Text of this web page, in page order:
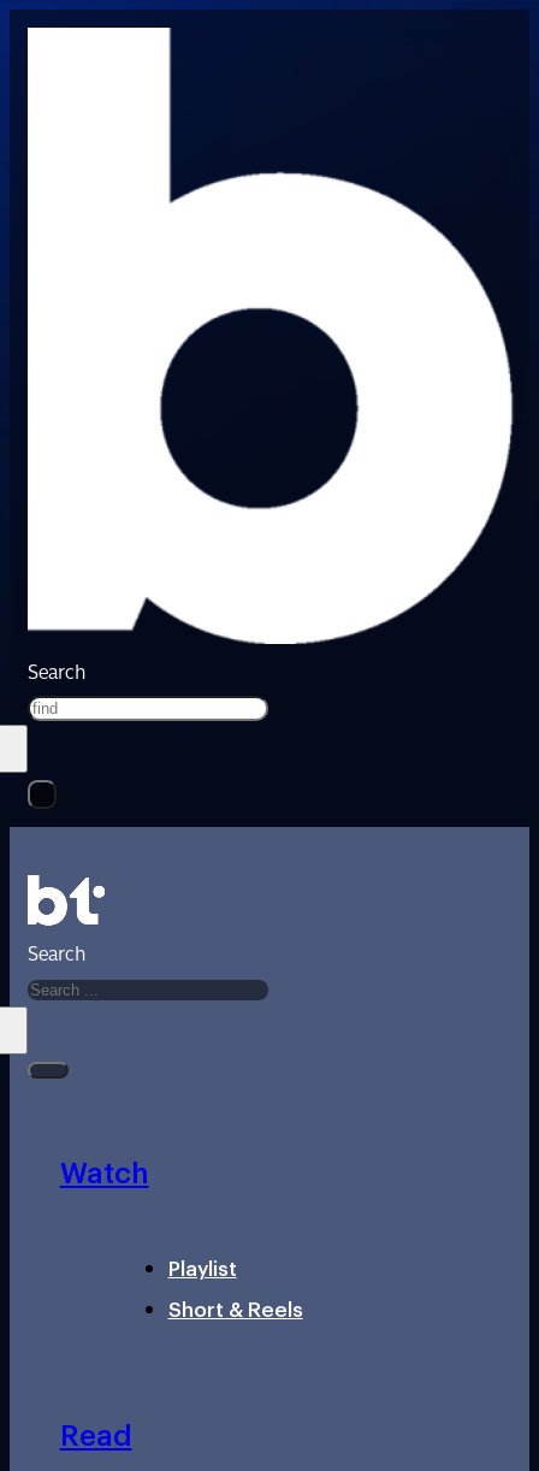
Search
Search
Watch
Playlist
Short & Reels
Read